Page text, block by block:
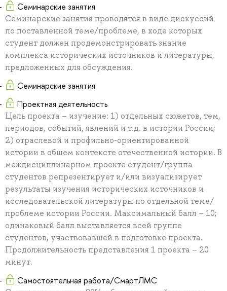
Семинарские занятия
Семинарские занятия проводятся в виде дискуссий
по поставленной теме/проблеме, в ходе которых
студент должен продемонстрировать знание
комплекса исторических источников и литературы,
предложенных для обсуждения.
Семинарские занятия
Проектная деятельность
Цель проекта – изучение: 1) отдельных сюжетов, тем,
периодов, событий, явлений и т.д. в истории России;
2) отраслевой и профильно-ориентированной
истории в общем контексте отечественной истории. В
междисциплинарном проекте студент/группа
студентов репрезентирует и/или визуализирует
результаты изучения исторических источников и
исследовательской литературы по отдельной теме/
проблеме истории России. Максимальный балл – 10;
одинаковый балл выставляется всей группе
студентов, участвовавшей в подготовке проекта.
Продолжительность представления 1 проекта – 20
минут.
Самостоятельная работа/СмартЛМС